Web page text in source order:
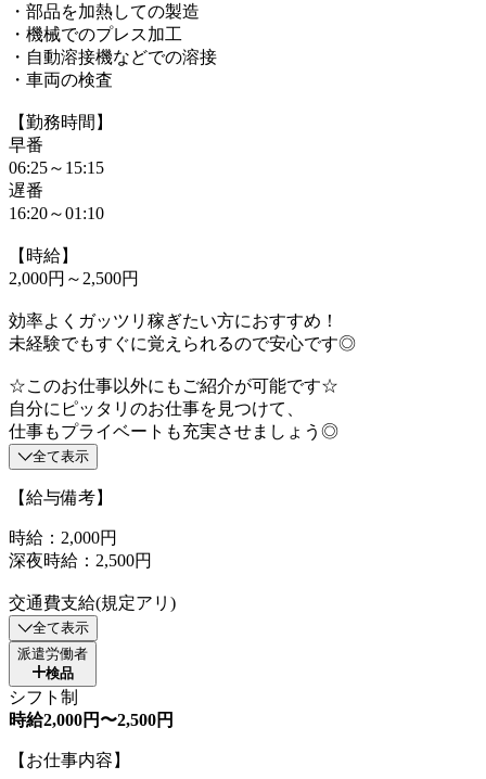
・部品を加熱しての製造
・機械でのプレス加工
・自動溶接機などでの溶接
・車両の検査
【勤務時間】
早番
06:25～15:15
遅番
16:20～01:10
【時給】
2,000円～2,500円
効率よくガッツリ稼ぎたい方におすすめ！
未経験でもすぐに覚えられるので安心です◎
☆このお仕事以外にもご紹介が可能です☆
自分にピッタリのお仕事を見つけて、
仕事もプライベートも充実させましょう◎
全て表示
【給与備考】
時給：2,000円
深夜時給：2,500円
交通費支給(規定アリ)
全て表示
派遣労働者
検品
シフト制
時給2,000円〜2,500円
【お仕事内容】